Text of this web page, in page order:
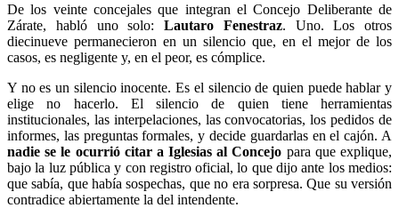
De los veinte concejales que integran el Concejo Deliberante de
Zárate, habló uno solo: Lautaro Fenestraz. Uno. Los otros
diecinueve permanecieron en un silencio que, en el mejor de los
casos, es negligente y, en el peor, es cómplice.
Y no es un silencio inocente. Es el silencio de quien puede hablar y
elige no hacerlo. El silencio de quien tiene herramientas
institucionales, las interpelaciones, las convocatorias, los pedidos de
informes, las preguntas formales, y decide guardarlas en el cajón. A
nadie se le ocurrió citar a Iglesias al Concejo para que explique,
bajo la luz pública y con registro oficial, lo que dijo ante los medios:
que sabía, que había sospechas, que no era sorpresa. Que su versión
contradice abiertamente la del intendente.